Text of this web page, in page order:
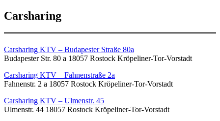
Carsharing
Carsharing KTV – Budapester Straße 80a
Budapester Str. 80 a 18057 Rostock Kröpeliner-Tor-Vorstadt
Carsharing KTV – Fahnenstraße 2a
Fahnenstr. 2 a 18057 Rostock Kröpeliner-Tor-Vorstadt
Carsharing KTV – Ulmenstr. 45
Ulmenstr. 44 18057 Rostock Kröpeliner-Tor-Vorstadt